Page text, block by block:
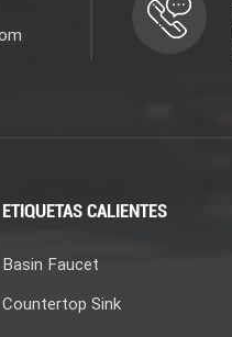
ETIQUETAS CALIENTES
Basin Faucet
Countertop Sink